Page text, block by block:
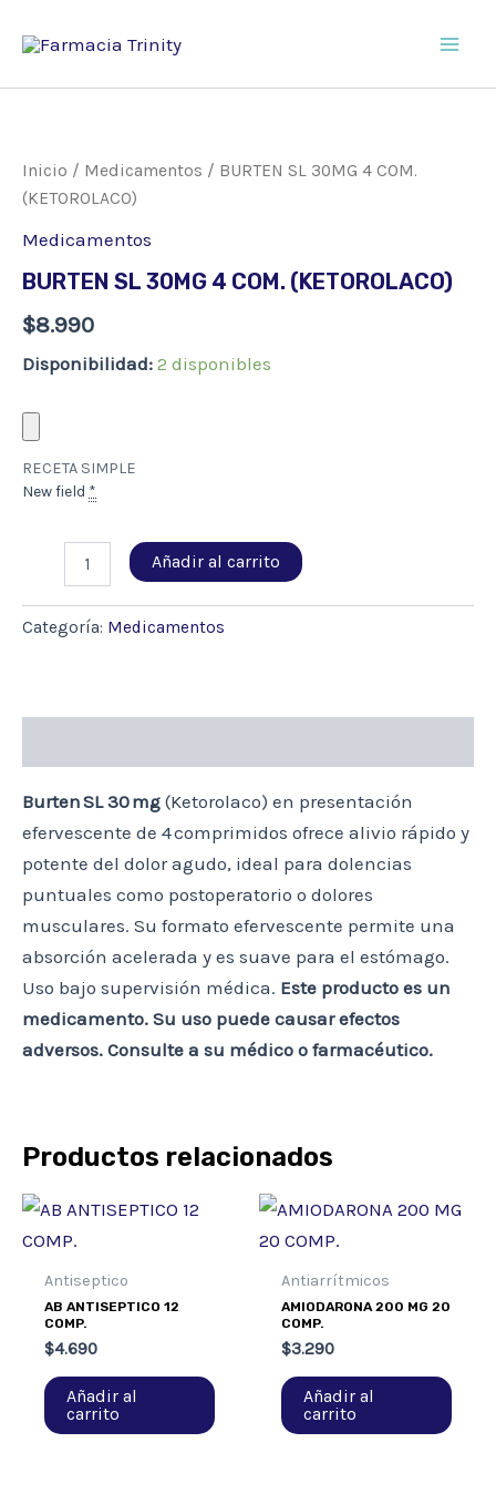
Inicio / Medicamentos / BURTEN SL 30MG 4 COM.
(KETOROLACO)
Medicamentos
BURTEN SL 30MG 4 COM. (KETOROLACO)
$8.990
Disponibilidad: 2 disponibles
RECETA SIMPLE
New field *
4
Añadir al carrito
Categoría: Medicamentos
Burten SL 30 mg (Ketorolaco) en presentación
efervescente de 4 comprimidos ofrece alivio rápido y
potente del dolor agudo, ideal para dolencias
puntuales como postoperatorio o dolores
musculares. Su formato efervescente permite una
absorción acelerada y es suave para el estómago.
Uso bajo supervisión médica. Este producto es un
medicamento. Su uso puede causar efectos
adversos. Consulte a su médico o farmacéutico.
Productos relacionados
Antiseptico
AB ANTISEPTICO 12
COMP.
$4.690
Añadir al
carrito
Antiarrítmicos
AMIODARONA 200 MG 20
COMP.
$3.290
Añadir al
carrito